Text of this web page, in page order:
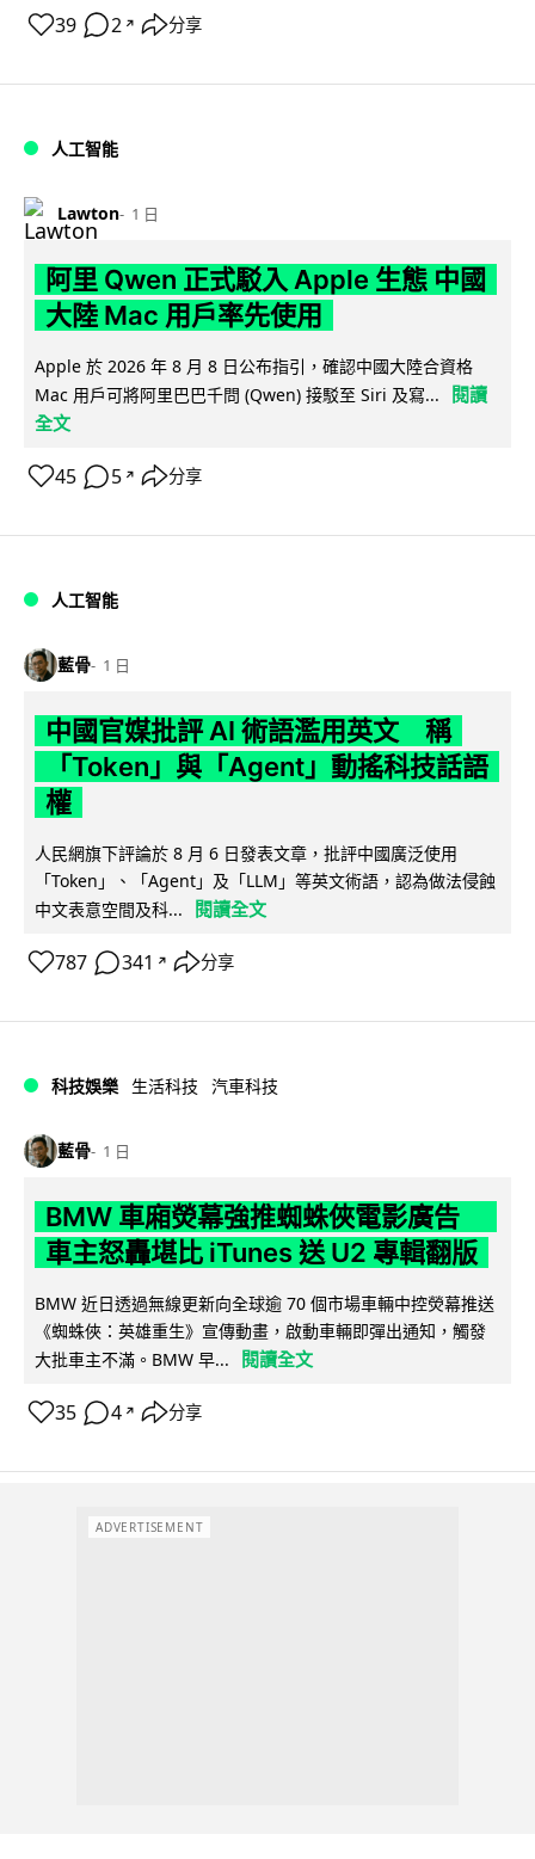
39 2 ↗ 分享
人工智能
Lawton 1 日
阿里 Qwen 正式駁入 Apple 生態 中國
大陸 Mac 用戶率先使用
Apple 於 2026 年 8 月 8 日公布指引，確認中國大陸合資格
Mac 用戶可將阿里巴巴千問 (Qwen) 接駁至 Siri 及寫...
閱讀
全文
45 5 ↗ 分享
人工智能
藍骨 1 日
中國官媒批評 AI 術語濫用英文 稱
「Token」與「Agent」動搖科技話語
權
人民網旗下評論於 8 月 6 日發表文章，批評中國廣泛使用
「Token」、「Agent」及「LLM」等英文術語，認為做法侵蝕
中文表意空間及科...
閱讀全文
787 341 ↗ 分享
科技娛樂 生活科技 汽車科技
藍骨 1 日
BMW 車廂熒幕強推蜘蛛俠電影廣告
車主怒轟堪比 iTunes 送 U2 專輯翻版
BMW 近日透過無線更新向全球逾 70 個市場車輛中控熒幕推送
《蜘蛛俠：英雄重生》宣傳動畫，啟動車輛即彈出通知，觸發
大批車主不滿。BMW 早...
閱讀全文
35 4 ↗ 分享
ADVERTISEMENT